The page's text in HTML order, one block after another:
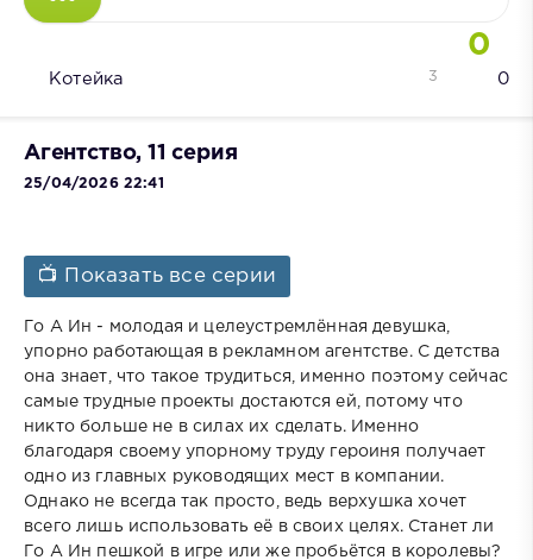
0
Котейка 0
3
Агентство, 11 серия
25/04/2026 22:41
📺 Показать все серии
Го А Ин - молодая и целеустремлённая девушка,
упорно работающая в рекламном агентстве. С детства
она знает, что такое трудиться, именно поэтому сейчас
самые трудные проекты достаются ей, потому что
никто больше не в силах их сделать. Именно
благодаря своему упорному труду героиня получает
одно из главных руководящих мест в компании.
Однако не всегда так просто, ведь верхушка хочет
всего лишь использовать её в своих целях. Станет ли
Го А Ин пешкой в игре или же пробьётся в королевы?